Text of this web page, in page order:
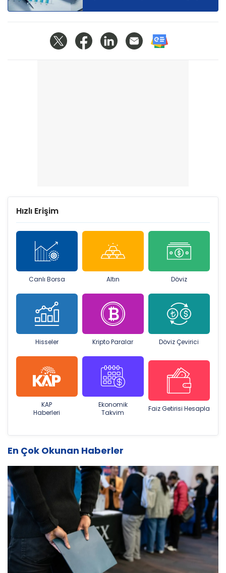
Hızlı Erişim
Canlı Borsa Altın Döviz
Hisseler Kripto Paralar Döviz Çevirici
KAP
Haberleri
Ekonomik
Takvim
Faiz Getirisi Hesapla
En Çok Okunan Haberler